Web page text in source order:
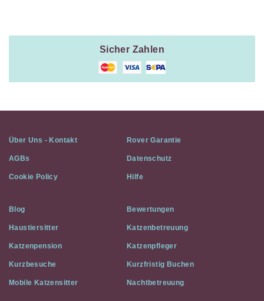
Sicher Zahlen
Über Uns - Kontakt Rover Garantie
AGBs Datenschutz
Cookie Policy Hilfe
Blog Bewertungen
Haustiersitter Katzenbetreuung
Katzenpension Katzenpfleger
Kurzbesuche Kurzfristig Buchen
Mobile Katzensitter Nachtbetreuung